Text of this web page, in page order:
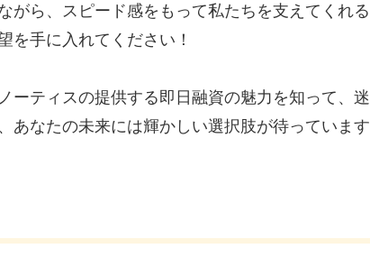
がら、スピード感をもって私たちを支えてくれる
を手に入れてください！
ーティスの提供する即日融資の魅力を知って、迷
あなたの未来には輝かしい選択肢が待っています